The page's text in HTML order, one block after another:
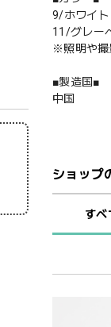
9/ホワイト
11/グレー
※照明や撮
■製造国■
中国
ショップ
すべ